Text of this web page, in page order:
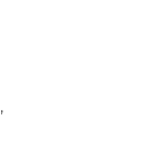
,